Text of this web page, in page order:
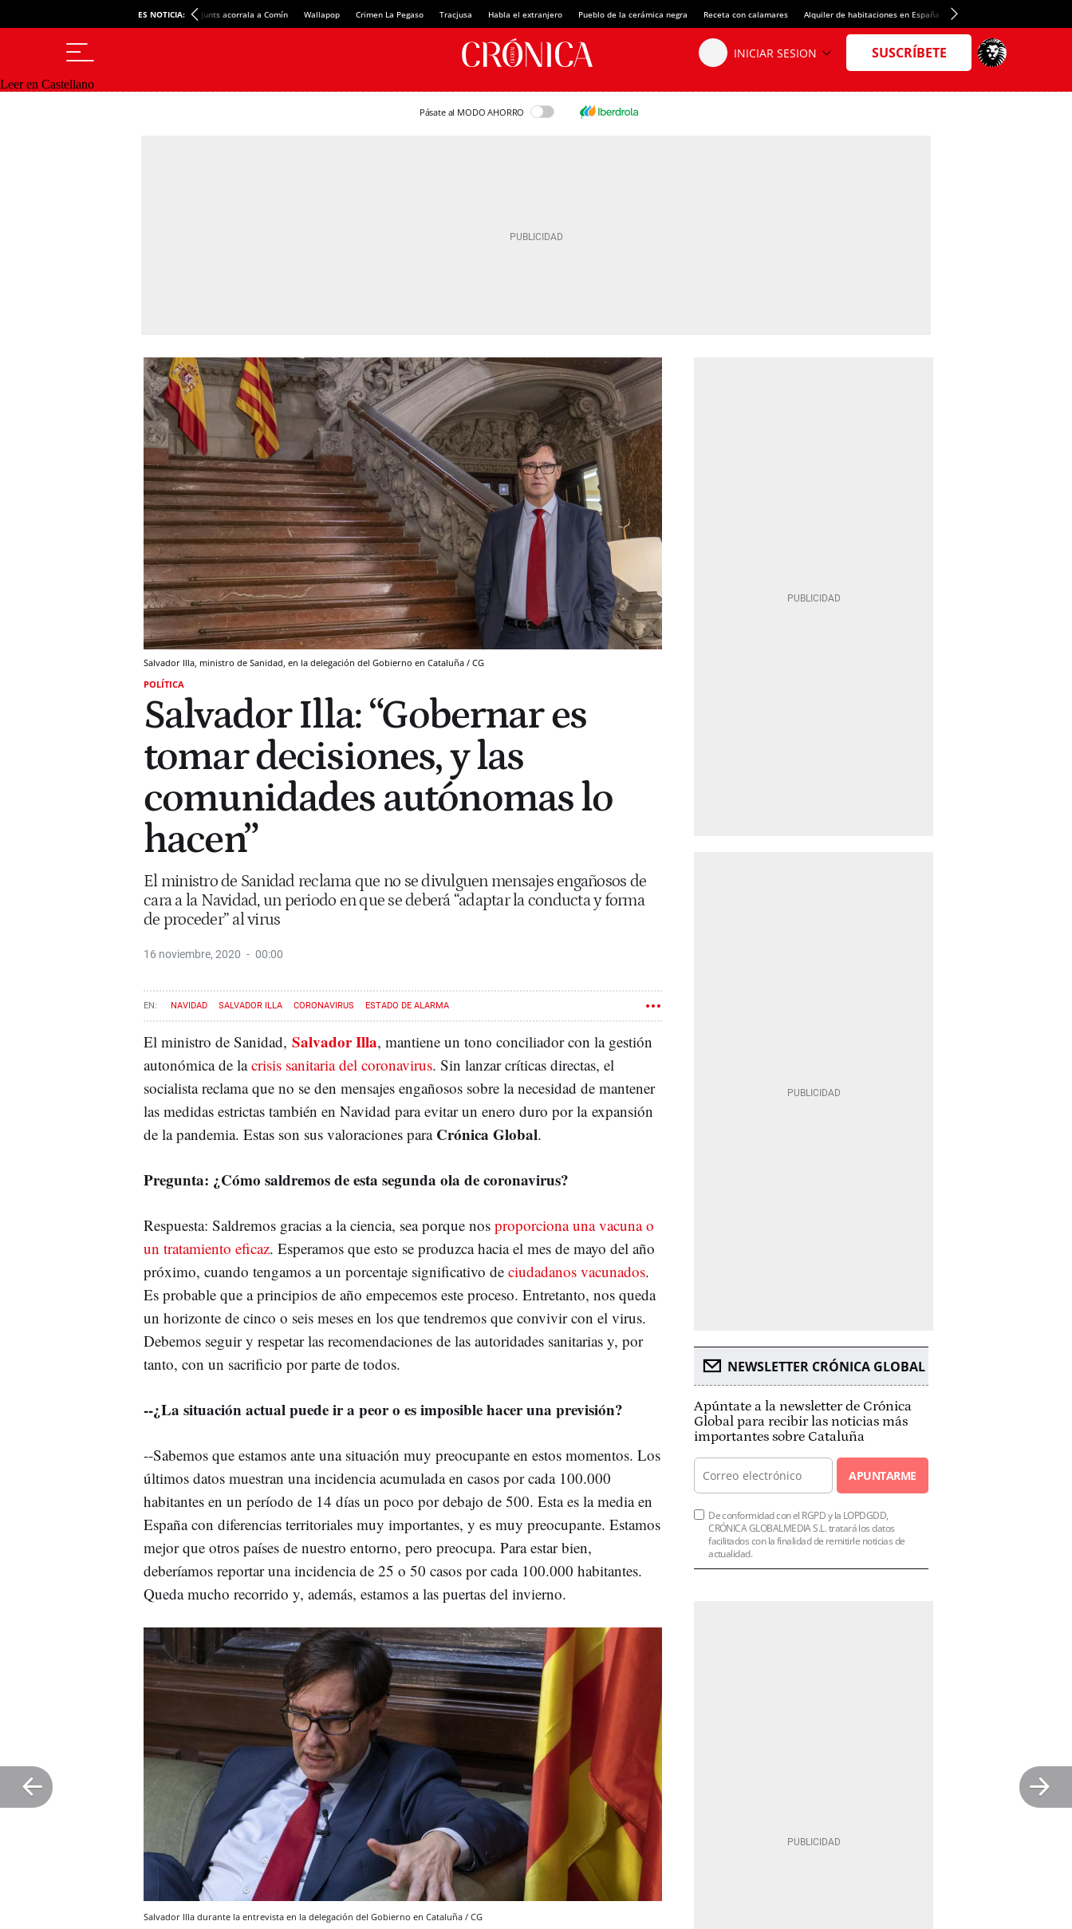
ES NOTICIA: Junts acorrala a Comín Wallapop Crimen La Pegaso Tracjusa Habla el extranjero Pueblo de la cerámica negra Receta con calamares Alquiler de habitaciones en España Crédito del Spotify Camp Nou
Leer en Castellano
Pásate al MODO AHORRO
Salvador Illa, ministro de Sanidad, en la delegación del Gobierno en Cataluña / CG
POLÍTICA
Salvador Illa: “Gobernar es
tomar decisiones, y las
comunidades autónomas lo
hacen”
El ministro de Sanidad reclama que no se divulguen mensajes engañosos de
cara a la Navidad, un periodo en que se deberá “adaptar la conducta y forma
de proceder” al virus
16 noviembre, 2020 00:00
NAVIDAD SALVADOR ILLA CORONAVIRUS ESTADO DE ALARMA
El ministro de Sanidad, Salvador Illa, mantiene un tono conciliador con la gestión
autonómica de lacrisis sanitaria del coronavirus. Sin lanzar críticas directas, el
socialista reclama que no se den mensajes engañosos sobre la necesidad de mantener
las medidas estrictas también en Navidad para evitar un enero duro por la expansión
de la pandemia. Estas son sus valoraciones para Crónica Global.
Pregunta: ¿Cómo saldremos de esta segunda ola de coronavirus?
Respuesta: Saldremos gracias a la ciencia, sea porque nos proporciona una vacuna o
un tratamiento eficaz. Esperamos que esto se produzca hacia el mes de mayo del año
próximo, cuando tengamos a un porcentaje significativo de ciudadanos vacunados.
Es probable que a principios de año empecemos este proceso. Entretanto, nos queda
un horizonte de cinco o seis meses en los que tendremos que convivir con el virus.
Debemos seguir y respetar las recomendaciones de las autoridades sanitarias y, por
tanto, con un sacrificio por parte de todos.
--¿La situación actual puede ir a peor o es imposible hacer una previsión?
--Sabemos que estamos ante una situación muy preocupante en estos momentos. Los
últimos datos muestran una incidencia acumulada en casos por cada 100.000
habitantes en un período de 14 días un poco por debajo de 500. Esta es la media en
España con diferencias territoriales muy importantes, y es muy preocupante. Estamos
mejor que otros países de nuestro entorno, pero preocupa. Para estar bien,
deberíamos reportar una incidencia de 25 o 50 casos por cada 100.000 habitantes.
Queda mucho recorrido y, además, estamos a las puertas del invierno.
Salvador Illa durante la entrevista en la delegación del Gobierno en Cataluña / CG
NEWSLETTER CRÓNICA GLOBAL
Apúntate a la newsletter de Crónica
Global para recibir las noticias más
importantes sobre Cataluña
APUNTARME
De conformidad con el RGPD y la LOPDGDD,
CRÓNICA GLOBALMEDIA S.L. tratará los datos
facilitados con la finalidad de remitirle noticias de
actualidad.